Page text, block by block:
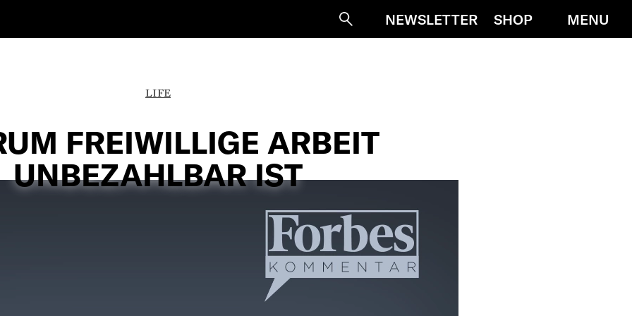
SucheNEWSLETTER SHOP MENU
LIFE
FREIWILLIGE ARBEIT
UNBEZAHLBAR IST